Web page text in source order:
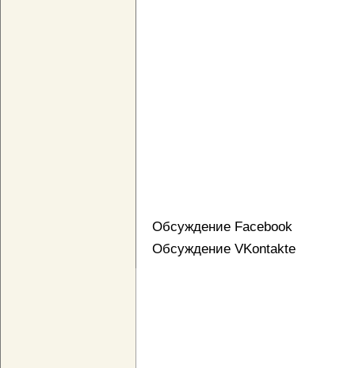
Обсуждение Facebook
Обсуждение VKontakte